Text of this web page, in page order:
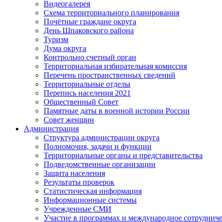
Видеогалерея
Схема территориального планирования
Почётные граждане округа
День Шпаковского района
Туризм
Дума округа
Контрольно счетный орган
Территориальная избирательная комиссия
Перечень пространственных сведений
Территориальные отделы
Перепись населения 2021
Общественный Совет
Памятные даты в военной истории России
Совет женщин
Администрация
Структура администрации округа
Полномочия, задачи и функции
Территориальные органы и представительства
Подведомственные организации
Защита населения
Результаты проверок
Статистическая информация
Информационные системы
Учрежденные СМИ
Участие в программах и международное